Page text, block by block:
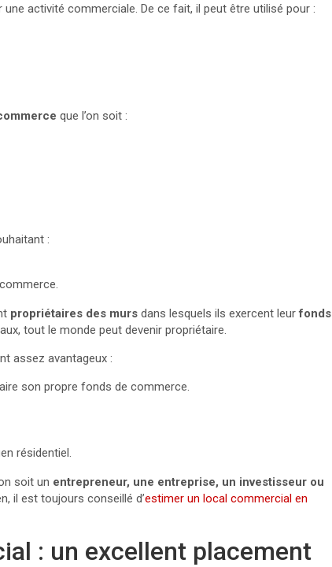
une activité commerciale. De ce fait, il peut être utilisé pour :
que l’on soit :
:
propriétaires des murs dans lesquels ils exercent leurfonds
tout le monde peut devenir propriétaire.
assez avantageux :
son propre fonds de commerce.
résidentiel.
soit un entrepreneur, une entreprise, un investisseur ou
il est toujours conseillé d’estimer un local commercial en
: un excellent placement